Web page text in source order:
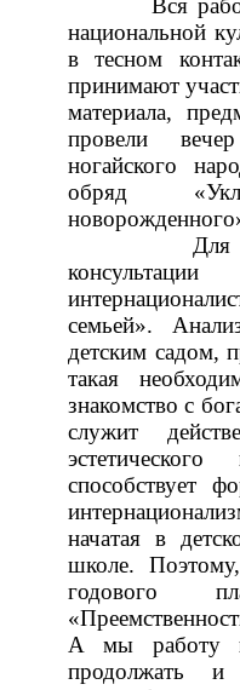
Вся работа
национальной
в тесном
принимают
материала,
провели
ногайского
обряд
Для
семьей».
детским садом,
такая
знакомство с
служит
способствует
начатая в
школе.
годового
А мы работу в
продолжать